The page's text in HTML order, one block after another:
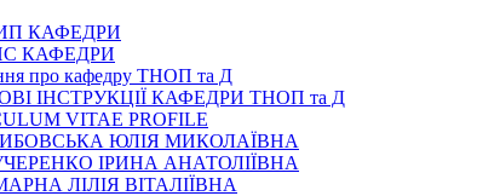
КАФЕДРИ
КАФЕДРИ
про кафедру ТНОП та Д
ІНСТРУКЦІЇ КАФЕДРИ ТНОП та Д
VITAE PROFILE
ЮЛІЯ МИКОЛАЇВНА
ІРИНА АНАТОЛІЇВНА
ЛІЛІЯ ВІТАЛІЇВНА